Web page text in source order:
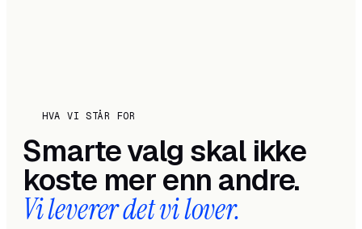
HVA VI STÅR FOR
Smarte valg skal ikke
koste mer enn andre.
Vi leverer det vi lover.